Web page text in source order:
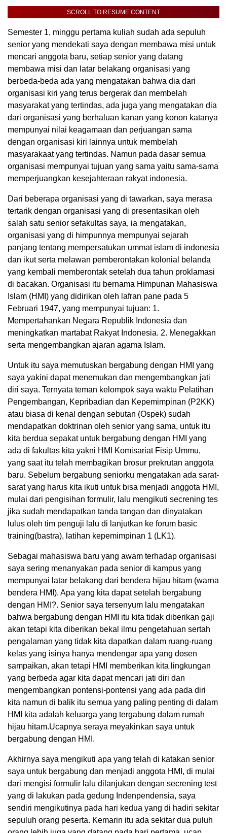
SCROLL TO RESUME CONTENT
Semester 1, minggu pertama kuliah sudah ada sepuluh
senior yang mendekati saya dengan membawa misi untuk
mencari anggota baru, setiap senior yang datang
membawa misi dan latar belakang organisasi yang
berbeda-beda ada yang mengatakan bahwa dia dari
organisasi kiri yang terus bergerak dan membelah
masyarakat yang tertindas, ada juga yang mengatakan dia
dari organisasi yang berhaluan kanan yang konon katanya
mempunyai nilai keagamaan dan perjuangan sama
dengan organisasi kiri lainnya untuk membelah
masyarakaat yang tertindas. Namun pada dasar semua
organisasi mempunyai tujuan yang sama yaitu sama-sama
memperjuangkan kesejahteraan rakyat indonesia.
Dari beberapa organisasi yang di tawarkan, saya merasa
tertarik dengan organisasi yang di presentasikan oleh
salah satu senior sefakultas saya, ia mengatakan,
organisasi yang di himpunnya mempunyai sejarah
panjang tentang mempersatukan ummat islam di indonesia
dan ikut serta melawan pemberontakan kolonial belanda
yang kembali memberontak setelah dua tahun proklamasi
di bacakan. Organisasi itu bernama Himpunan Mahasiswa
Islam (HMI) yang didirikan oleh lafran pane pada 5
Februari 1947, yang mempunyai tujuan: 1.
Mempertahankan Negara Republik Indonesia dan
meningkatkan martabat Rakyat Indonesia. 2. Menegakkan
serta mengembangkan ajaran agama Islam.
Untuk itu saya memutuskan bergabung dengan HMI yang
saya yakini dapat menemukan dan mengembangkan jati
diri saya. Ternyata teman kelompok saya waktu Pelatihan
Pengembangan, Kepribadian dan Kepemimpinan (P2KK)
atau biasa di kenal dengan sebutan (Ospek) sudah
mendapatkan doktrinan oleh senior yang sama, untuk itu
kita berdua sepakat untuk bergabung dengan HMI yang
ada di fakultas kita yakni HMI Komisariat Fisip Ummu,
yang saat itu telah membagikan brosur prekrutan anggota
baru. Sebelum bergabung seniorku mengatakan ada sarat-
sarat yang harus kita ikuti untuk bisa menjadi anggota HMI,
mulai dari pengisihan formulir, lalu mengikuti secrening tes
jika sudah mendapatkan tanda tangan dan dinyatakan
lulus oleh tim penguji lalu di lanjutkan ke forum basic
training(bastra), latihan kepemimpinan 1 (LK1).
Sebagai mahasiswa baru yang awam terhadap organisasi
saya sering menanyakan pada senior di kampus yang
mempunyai latar belakang dari bendera hijau hitam (warna
bendera HMI). Apa yang kita dapat setelah bergabung
dengan HMI?. Senior saya tersenyum lalu mengatakan
bahwa bergabung dengan HMI itu kita tidak diberikan gaji
akan tetapi kita diberikan bekal ilmu pengetahuan sertah
pengalaman yang tidak kita dapatkan dalam ruang-ruang
kelas yang isinya hanya mendengar apa yang dosen
sampaikan, akan tetapi HMI memberikan kita lingkungan
yang berbeda agar kita dapat mencari jati diri dan
mengembangkan pontensi-pontensi yang ada pada diri
kita namun di balik itu semua yang paling penting di dalam
HMI kita adalah keluarga yang tergabung dalam rumah
hijau hitam.Ucapnya seraya meyakinkan saya untuk
bergabung dengan HMI.
Akhirnya saya mengikuti apa yang telah di katakan senior
saya untuk bergabung dan menjadi anggota HMI, di mulai
dari mengisi formulir lalu dilanjukan dengan secrening test
yang di lakukan pada gedung Indenpendensia, saya
sendiri mengikutinya pada hari kedua yang di hadiri sekitar
sepuluh orang peserta. Kemarin itu ada sekitar dua puluh